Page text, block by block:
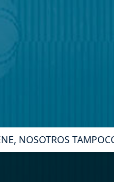
NOSOTROS